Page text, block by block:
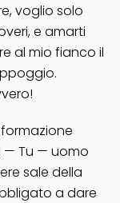
voglio solo
e amarti
al mio fianco il
— Tu — uomo
sale della
a dare